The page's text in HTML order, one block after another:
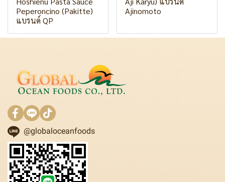
Peperoncino (Pakitte)
แบรนด์ QP
Ajinomoto
@globaloceanfoods